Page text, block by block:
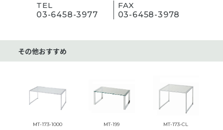
TEL
03-6458-3977
FAX
03-6458-3978
その他おすすめ
MT-173-1000 MT-199 MT-173-CL